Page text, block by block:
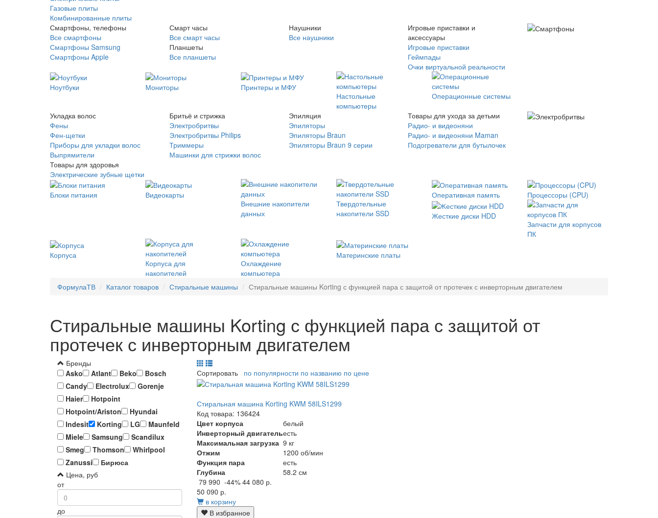
Газовые плиты
Комбинированные плиты
Смартфоны, телефоны
Все смартфоны
Смартфоны Samsung
Смартфоны Apple
Смарт часы
Все смарт часы
Планшеты
Все планшеты
Наушники
Все наушники
Игровые приставки и
аксессуары
Игровые приставки
Геймпады
Очки виртуальной реальности
Ноутбуки Мониторы
Принтеры и МФУ
Настольные
компьютеры
Операционные системы
Укладка волос
Фены
Фен-щетки
Приборы для укладки волос
Выпрямители
Товары для здоровья
Электрические зубные щетки
Бритьё и стрижка
Электробритвы
Электробритвы Philips
Триммеры
Машинки для стрижки волос
Эпиляция
Эпиляторы
Эпиляторы Braun
Эпиляторы Braun 9 серии
Товары для ухода за детьми
Радио- и видеоняни
Радио- и видеоняни Maman
Подогреватели для бутылочек
Блоки питания
Видеокарты
Внешние накопители
данных
Твердотельные
накопители SSD
Оперативная память Процессоры (CPU)
Жесткие диски HDD
Запчасти для корпусов
ПК
Корпуса
Корпуса для
накопителей
Охлаждение
компьютера
Материнские платы
ФормулаТВ Каталог товаров Стиральные машины Стиральные машины Korting с функцией пара с защитой от протечек с инверторным двигателем
Стиральные машины Korting с функцией пара с защитой от
протечек с инверторным двигателем
Бренды
Asko
Atlant Beko
Bosch
Candy
Electrolux
Gorenje
Haier
Hotpoint
Hotpoint/Ariston
Hyundai
Indesit
Korting LG
Maunfeld
Miele
Samsung
Scandilux
Smeg
Thomson
Whirlpool
Zanussi
Бирюса
Цена, руб
от
до
Сортировать по популярности по названию по цене
Стиральная машина Korting KWM 58ILS1299
Код товара: 136424
Цвет корпуса
белый
Инверторный двигательесть
Максимальная загрузка 9 кг
Отжим
1200 об/мин
Функция пара
есть
Глубина
58.2 см
79 990 -44% 44 080 р.
50 090 р.
в корзину
В избранное